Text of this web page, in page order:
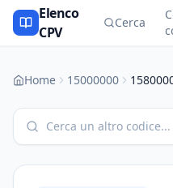
Elenco
CPV
Cerca
Home 15000000